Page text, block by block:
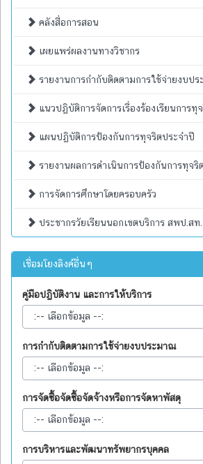
คลังสื่อการสอน
เผยแพร่ผลงานทางวิชากร
รายงานการกำกับติดตามการใช้จ่ายงบป
แนวปฏิบัติการจัดการเรื่องร้องเรียนการ
แผนปฏิบัติการป้องกันการทุจริตประจำปี
รายงานผลการดำเนินการป้องกันการทุจริ
การจัดการศึกษาโดยครอบครัว
ประชากรวัยเรียนนอกเขตบริการ สพป.สท
เชื่อมโยงลิงค์อื่นๆ
คู่มือปฏิบัติงาน และการให้บริการ
การกำกับติดตามการใช้จ่ายงบประมาณ
การจัดซื้อจัดซื้อจัดจ้างหรือการจัดหาพัสดุ
การบริหารและพัฒนาทรัพยากรบุคคล